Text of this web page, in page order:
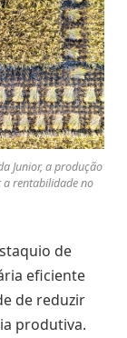
Junior, a produção
rentabilidade no
de
eficiente
de reduzir
produtiva.